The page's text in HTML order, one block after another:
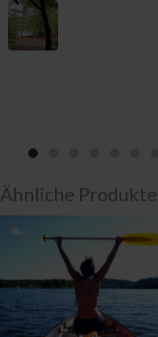
Ähnliche Produkte